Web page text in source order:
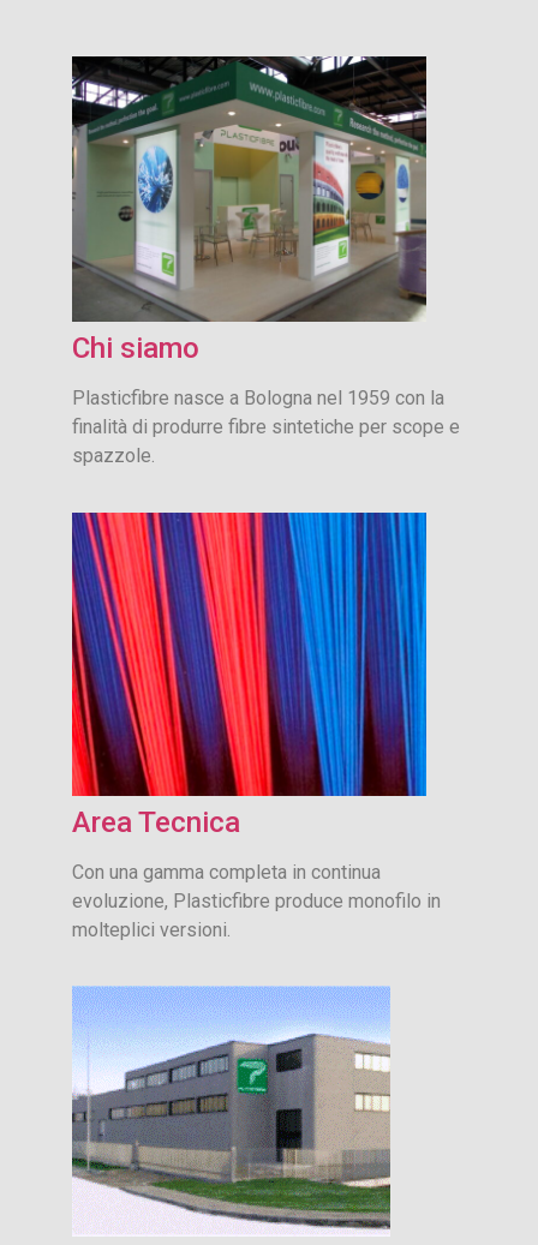
Chi siamo
Plasticfibre nasce a Bologna nel 1959 con la
finalità di produrre fibre sintetiche per scope e
spazzole.
Area Tecnica
Con una gamma completa in continua
evoluzione, Plasticfibre produce monofilo in
molteplici versioni.